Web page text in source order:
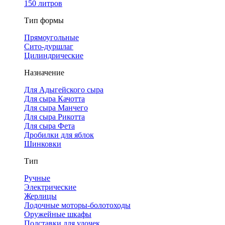
150 литров
Тип формы
Прямоугольные
Сито-дуршлаг
Цилиндрические
Назначение
Для Адыгейского сыра
Для сыра Качотта
Для сыра Манчего
Для сыра Рикотта
Для сыра Фета
Дробилки для яблок
Шинковки
Тип
Ручные
Электрические
Жерлицы
Лодочные моторы-болотоходы
Оружейные шкафы
Подставки для удочек